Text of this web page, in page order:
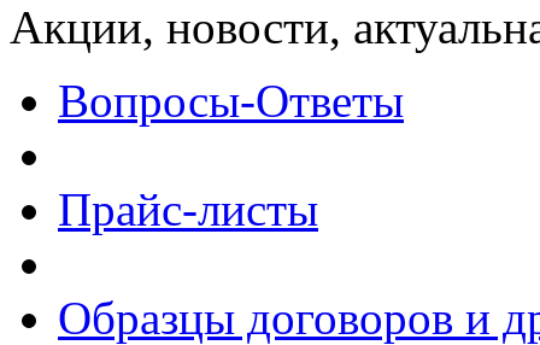
Акции, новости,
Вопросы-Ответы
Прайс-листы
Образцы договоров и